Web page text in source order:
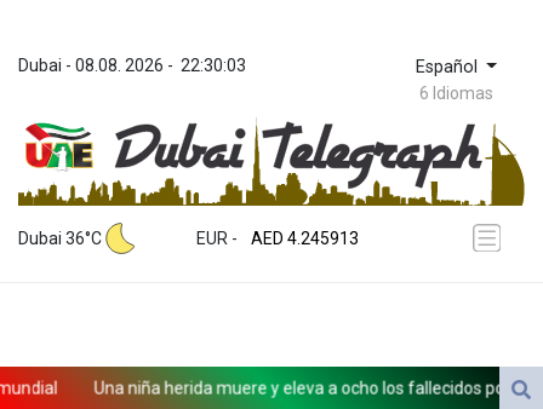
Dubai - 08.08. 2026 - 22:30:03 Español
6 Idiomas
Dubai 36°C EUR -
ZWL 372.275202
AED 4.245913
AED 4.245913
AFN 76.887634
ARS 1724.882567
AUD 1.638747
Una niña herida muere y eleva a ocho los fallecidos por el